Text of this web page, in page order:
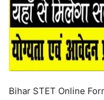
Bihar STET Online Form